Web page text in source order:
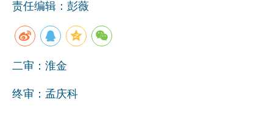
责任编辑：彭薇
二审：淮金
终审：孟庆科